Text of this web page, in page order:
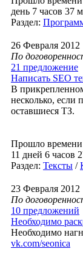
день 7 часов 37
Раздел:
26 Февраля 2012
По
21 предложение
Написать SEO
В
несколько, если
оставшиеся ТЗ.
Прошло времени
11 дней 6 часов
Раздел: Тексты /
23 Февраля 2012
По
10 предложений
Необходимо
Необходимо
vk.com/seonica